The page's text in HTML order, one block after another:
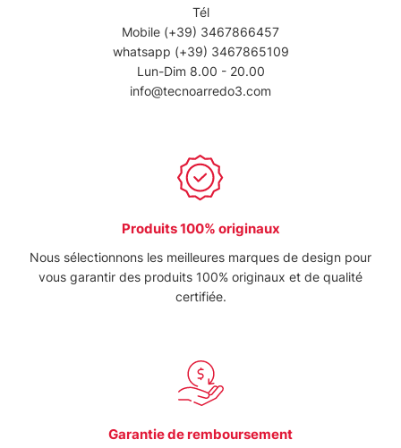
Tél
Mobile (+39) 3467866457
whatsapp (+39) 3467865109
Lun-Dim 8.00 - 20.00
info@tecnoarredo3.com
Produits 100% originaux
Nous sélectionnons les meilleures marques de design pour
vous garantir des produits 100% originaux et de qualité
certifiée.
Garantie de remboursement